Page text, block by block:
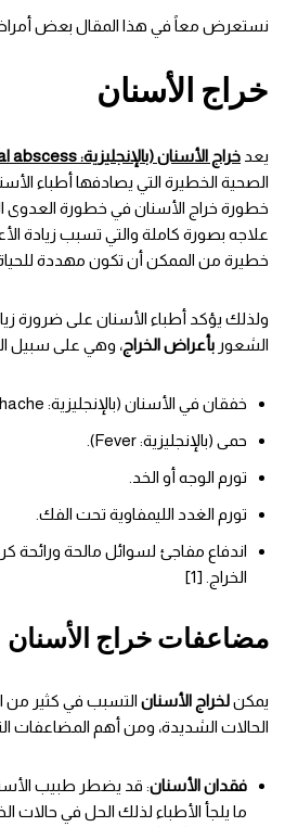
نستعرض معاً في هذا المقال بعض
خراج الأسنان
يعد خراج الأسنان (بالإنجليزية: Dental abscess)
الصحية الخطيرة التي يصادفها أطباء
خطورة خراج الأسنان في خطورة العدوى
علاجه بصورة كاملة والتي تسبب زيادة
خطيرة من الممكن أن تكون مهددة
ولذلك يؤكد أطباء الأسنان على ضرورة
الشعور بأعراض الخراج، وهي على سبيل
خفقان في الأسنان (بالإنجليزية: Throbbing Toothache).
حمى (بالإنجليزية: Fever).
تورم الوجه أو الخد.
تورم الغدد الليمفاوية تحت الفك.
اندفاع مفاجئ لسوائل مالحة ورائحة
الخراج. [1]
مضاعفات خراج الأسنان
يمكنلخراج الأسنان التسبب في كثير من
الحالات الشديدة، ومن أهم المضاعفات
فقدان الأسنان: قد يضطر طبيب
ما يلجأ الأطباء لذلك الحل في حالات